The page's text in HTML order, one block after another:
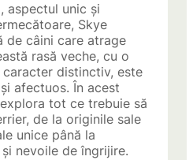
aspectul unic și
Skye
de câini care atrage
rasă veche, cu o
distinctiv, este
afectuos. În acest
tot ce trebuie să
de la originile sale
unice până la
nevoile de îngrijire.